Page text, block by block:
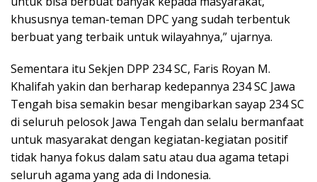
khususnya teman-teman DPC yang sudah terbentuk
berbuat yang terbaik untuk wilayahnya,” ujarnya.
Sementara itu Sekjen DPP 234 SC, Faris Royan M.
Khalifah yakin dan berharap kedepannya 234 SC Jawa
Tengah bisa semakin besar mengibarkan sayap 234 SC
di seluruh pelosok Jawa Tengah dan selalu bermanfaat
untuk masyarakat dengan kegiatan-kegiatan positif
tidak hanya fokus dalam satu atau dua agama tetapi
seluruh agama yang ada di Indonesia.